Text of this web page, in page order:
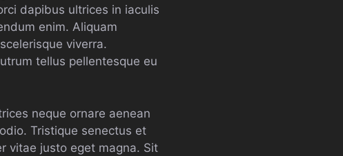
dapibus ultrices in iaculis
enim. Aliquam
viverra.
tellus pellentesque eu
neque ornare aenean
Tristique senectus et
vitae justo eget magna. Sit